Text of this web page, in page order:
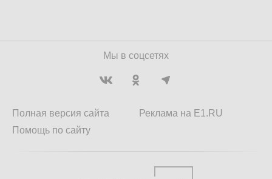
Мы в соцсетях
Полная версия сайта
Помощь по сайту
Реклама на E1.RU